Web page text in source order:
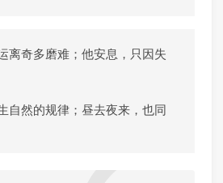
离奇多磨难；他安息，只因失
自然的规律；昼去夜来，也同